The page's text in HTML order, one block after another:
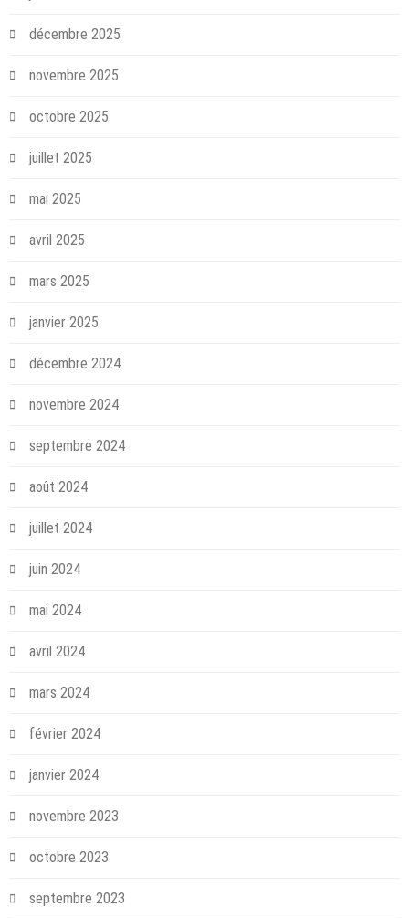
décembre 2025
novembre 2025
octobre 2025
juillet 2025
mai 2025
avril 2025
mars 2025
janvier 2025
décembre 2024
novembre 2024
septembre 2024
août 2024
juillet 2024
juin 2024
mai 2024
avril 2024
mars 2024
février 2024
janvier 2024
novembre 2023
octobre 2023
septembre 2023